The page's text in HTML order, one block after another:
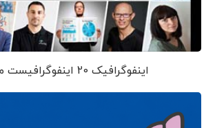
اینفوگرافیک 20 اینفوگرافیست معروف